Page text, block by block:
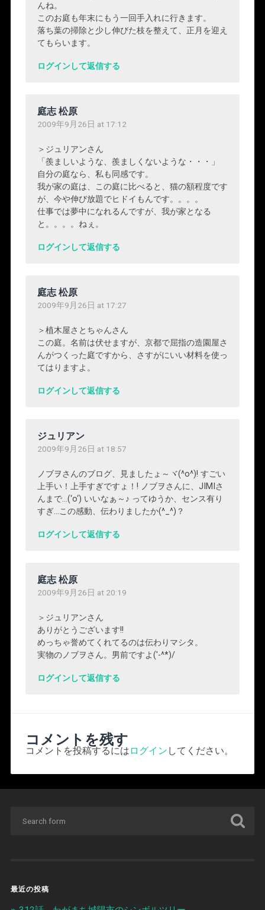
んね。
このお庭も年末にもう一回手入れに行きます。
落ち葉の掃除と少し伸びた枝を整えて、正月を迎え
てもらいます。
ログインして返信する
庭志 松原
2009年9月26日 at 17:12
＞ジュリアンさん
「羨ましいような、羨ましくないような・・・」
自分の庭なら、私も同感です。
我が家の庭は、この庭に比べると、猫の額程度です
が、今や伸び放題でヒドイもんです。。。。
仕事では夢中になれるんですが、我が家となる
と。。。。ねぇ。
ログインして返信する
庭志 松原
2009年9月26日 at 17:27
＞植木屋さとちゃんさん
この庭。名前は伏せますが、京都で屈指の造園屋さ
んがつくった庭ですから、さすがにいい材料を使っ
てはりますよ。
ログインして返信する
ジュリアン
2009年9月26日 at 18:57
ノブヲさんのブログ、見ましたょ～ヾ(^o^)! すごい
上手い！上手すぎですょ！! ノブヲさんに、JIMIさ
んまで…(‘o‘) いいなぁ～♪ ってゆうか、センス有り
すぎ…この感動、伝わりましたか(^_^)？
ログインして返信する
庭志 松原
2009年9月26日 at 20:19
＞ジュリアンさん
ありがとうございます!!
めっちゃ誉めてくれてるのは伝わりマシタ。
実物のノブヲさん。男前ですよ('-^*)/
ログインして返信する
コメントを残す
コメントを投稿するには ログイン してください。
最近の投稿